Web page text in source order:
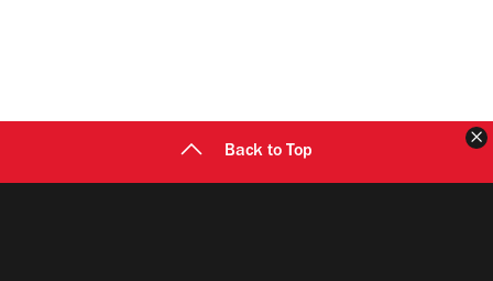
Back to Top